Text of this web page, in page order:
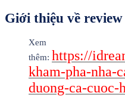
Giới thiệu về
Xem
thêm: https://
kham-pha-nha-
duong-ca-cuoc-